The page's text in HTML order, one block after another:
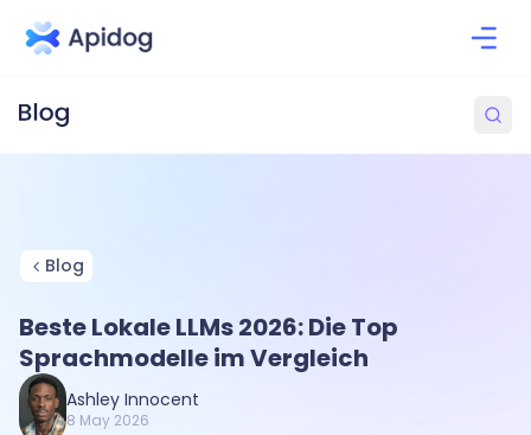
Blog
Beste Lokale LLMs 2026: Die Top
Sprachmodelle im Vergleich
Ashley Innocent
8 May 2026